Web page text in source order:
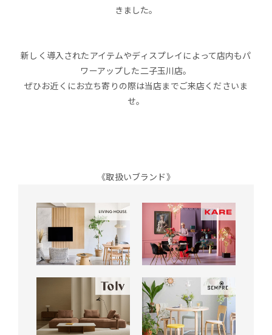
きました。
新しく導入されたアイテムやディスプレイによって店内もパ
ワーアップした二子玉川店。
ぜひお近くにお立ち寄りの際は当店までご来店くださいま
せ。
《取扱いブランド》